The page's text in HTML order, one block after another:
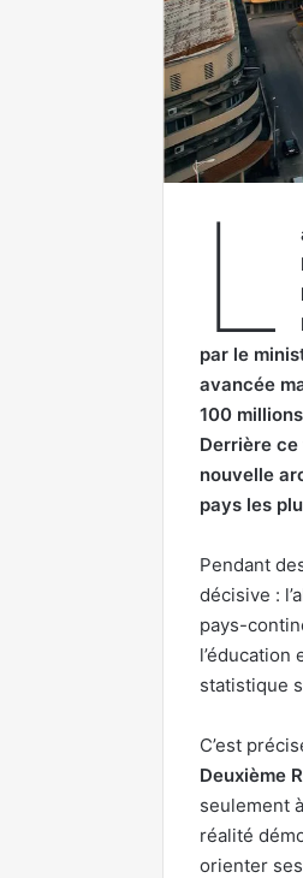
L
par le
avancée
100
Derrière ce
nouvelle
pays les
Pendant
décisive :
pays-
statistique
C’est
Deuxième
seulement
réalité
orienter